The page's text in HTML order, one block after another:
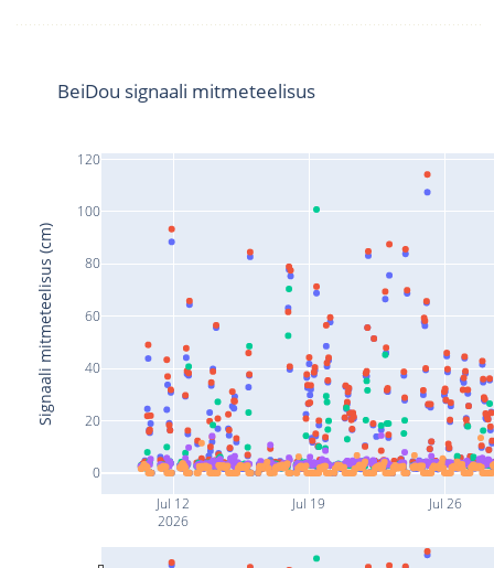
Jul 12
2026
Jul 19 Jul 26
0
20
40
60
80
100
120
BeiDou signaali mitmeteelisus
Signaali mitmeteelisus (cm)